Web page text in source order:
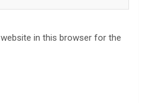
in this browser for the